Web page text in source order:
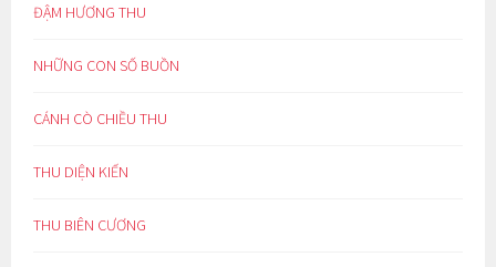
ĐẬM HƯƠNG THU
NHỮNG CON SỐ BUỒN
CÁNH CÒ CHIỀU THU
THU DIỆN KIẾN
THU BIÊN CƯƠNG